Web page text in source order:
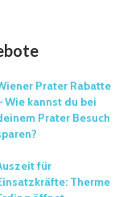
Prater Rabatte
Wie kannst du bei
Prater Besuch
für
Therme